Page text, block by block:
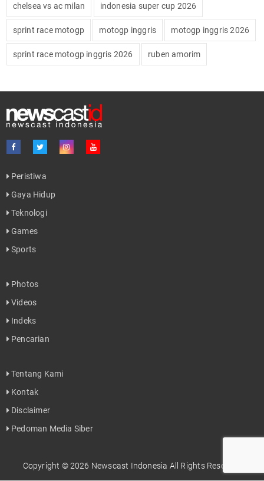
chelsea vs ac milan indonesia super cup 2026
sprint race motogp motogp inggris motogp inggris 2026
sprint race motogp inggris 2026 ruben amorim
Peristiwa
Gaya Hidup
Teknologi
Games
Sports
Photos
Videos
Indeks
Pencarian
Tentang Kami
Kontak
Disclaimer
Pedoman Media Siber
Copyright © 2026 Newscast Indonesia All Rights Reserved